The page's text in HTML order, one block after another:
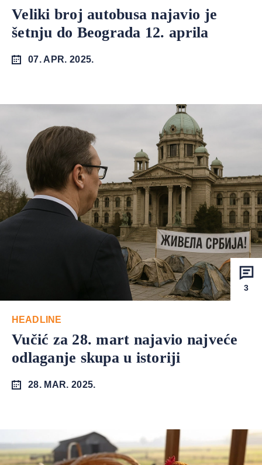
Veliki broj autobusa najavio je
šetnju do Beograda 12. aprila
07. APR. 2025.
3
HEADLINE
Vučić za 28. mart najavio najveće
odlaganje skupa u istoriji
28. MAR. 2025.